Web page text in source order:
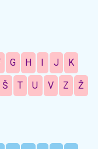
G H I J K
Š T U V Z Ž